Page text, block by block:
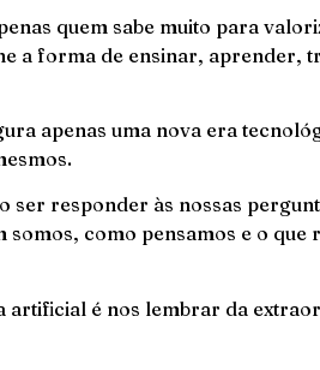
quem sabe muito para
a forma de ensinar, aprender,
apenas uma nova era
ser responder às nossas
como pensamos e o que
artificial é nos lembrar da